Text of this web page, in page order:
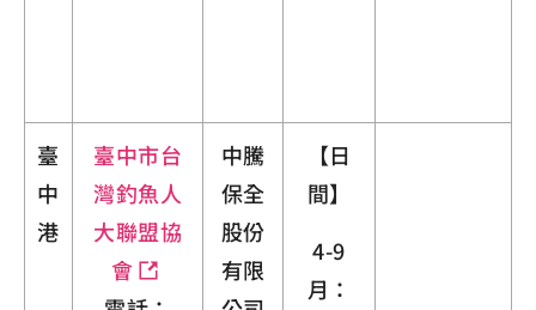
臺
中
港
臺中市台
灣釣魚人
大聯盟協
會
中騰
保全
股份
有限
【日
間】
4-9
月：